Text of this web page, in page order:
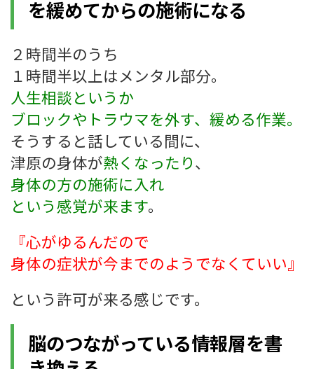
を緩めてからの施術になる
２時間半のうち
１時間半以上はメンタル部分。
人生相談というか
ブロックやトラウマを外す、緩める作業。
そうすると話している間に、
津原の身体が熱くなったり、
身体の方の施術に入れ
という感覚が来ます。
『心がゆるんだので
身体の症状が今までのようでなくていい』
という許可が来る感じです。
脳のつながっている情報層を書